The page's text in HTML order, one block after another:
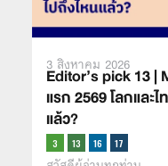
3 สิงหาคม 2026
Editor’s pick 13
แรก 2569 โลกและ
แล้ว?